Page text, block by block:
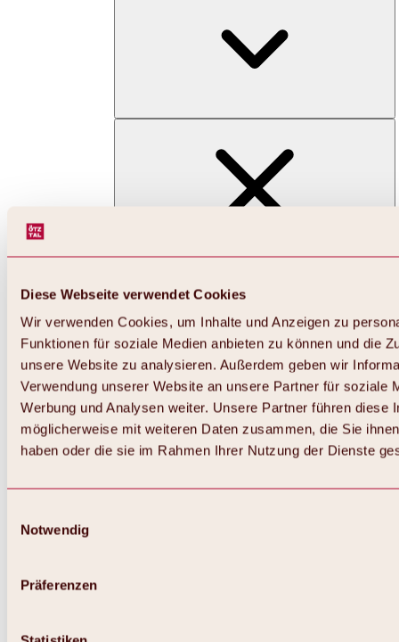
Diese Webseite verwendet Cookies
Wir verwenden Cookies, um Inhalte und Anzeigen zu
Funktionen für soziale Medien anbieten zu können und die
unsere Website zu analysieren. Außerdem geben wir
Verwendung unserer Website an unsere Partner für soziale
Werbung und Analysen weiter. Unsere Partner führen diese
möglicherweise mit weiteren Daten zusammen, die Sie
haben oder die sie im Rahmen Ihrer Nutzung der Dienste
Notwendig
Präferenzen